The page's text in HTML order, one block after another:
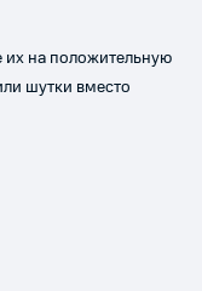
их на положительную
шутки вместо